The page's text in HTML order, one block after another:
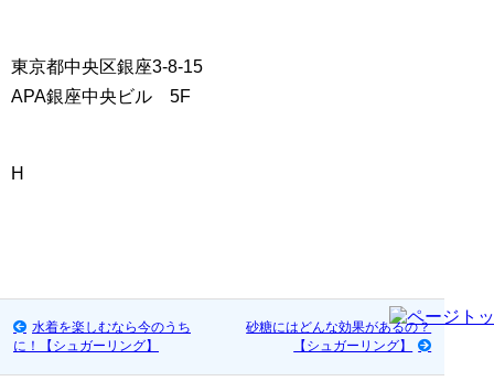
東京都中央区銀座3-8-15
APA銀座中央ビル 5F
H
水着を楽しむなら今のうち
に！【シュガーリング】
砂糖にはどんな効果があるの？
【シュガーリング】